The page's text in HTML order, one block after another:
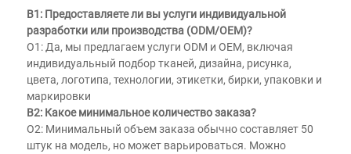
В1: Предоставляете ли вы услуги индивидуальной
разработки или производства (ODM/OEM)?
О1: Да, мы предлагаем услуги ODM и OEM, включая
индивидуальный подбор тканей, дизайна, рисунка,
цвета, логотипа, технологии, этикетки, бирки, упаковки и
маркировки
В2: Какое минимальное количество заказа?
О2: Минимальный объем заказа обычно составляет 50
штук на модель, но может варьироваться. Можно